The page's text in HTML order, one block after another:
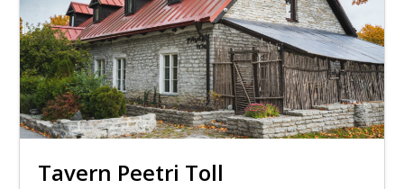
Tavern Peetri Toll